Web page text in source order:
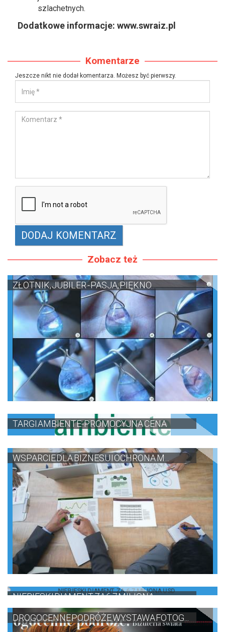
szlachetnych.
Dodatkowe informacje: www.swraiz.pl
Komentarze
Jeszcze nikt nie dodał komentarza. Możesz być pierwszy.
Zobacz też
ZŁOTNIK, JUBILER - PASJA, PIĘKNO...
TARGI AMBIENTE-PROMOCYJNA CENA
WSPARCIE DLA BIZNESU I OCHRONA M...
NIEBIESKI DIAMENT ZA 6,7 MILIONA...
DROGOCENNE PODRÓŻE WYSTAWA FOTOG...